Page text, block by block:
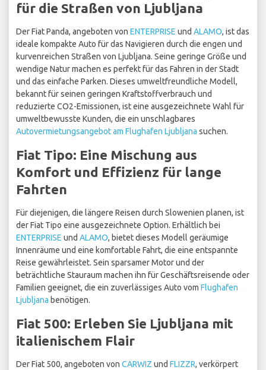
für die Straßen von Ljubljana
Der Fiat Panda, angeboten von ENTERPRISE und ALAMO, ist das
ideale kompakte Auto für das Navigieren durch die engen und
kurvenreichen Straßen von Ljubljana. Seine geringe Größe und
wendige Natur machen es perfekt für das Fahren in der Stadt
und das einfache Parken. Dieses umweltfreundliche Modell,
bekannt für seinen geringen Kraftstoffverbrauch und
reduzierte CO2-Emissionen, ist eine ausgezeichnete Wahl für
umweltbewusste Kunden, die ein unschlagbares
Autovermietungsangebot am Flughafen Ljubljana suchen.
Fiat Tipo: Eine Mischung aus
Komfort und Effizienz für lange
Fahrten
Für diejenigen, die längere Reisen durch Slowenien planen, ist
der Fiat Tipo eine ausgezeichnete Option. Erhältlich bei
ENTERPRISE und ALAMO, bietet dieses Modell geräumige
Innenräume und eine komfortable Fahrt, die eine entspannte
Reise gewährleistet. Sein sparsamer Motor und der
beträchtliche Stauraum machen ihn für Geschäftsreisende oder
Familien geeignet, die ein zuverlässiges Auto vom Flughafen
Ljubljana benötigen.
Fiat 500: Erleben Sie Ljubljana mit
italienischem Flair
Der Fiat 500, angeboten von CARWIZ und FLIZZR, verkörpert